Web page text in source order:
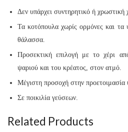
Δεν υπάρχει συντηρητικό ή χρωστική
Τα κοτόπουλα χωρίς ορμόνες και τα
θάλασσα.
Προσεκτική επιλογή με το χέρι
ψαριού και του κρέατος, στον ατμό.
Μέγιστη προσοχή στην προετοιμασία
Σε ποικιλία γεύσεων.
Related Products